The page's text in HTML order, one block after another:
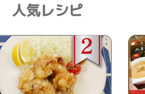
人気レシピ